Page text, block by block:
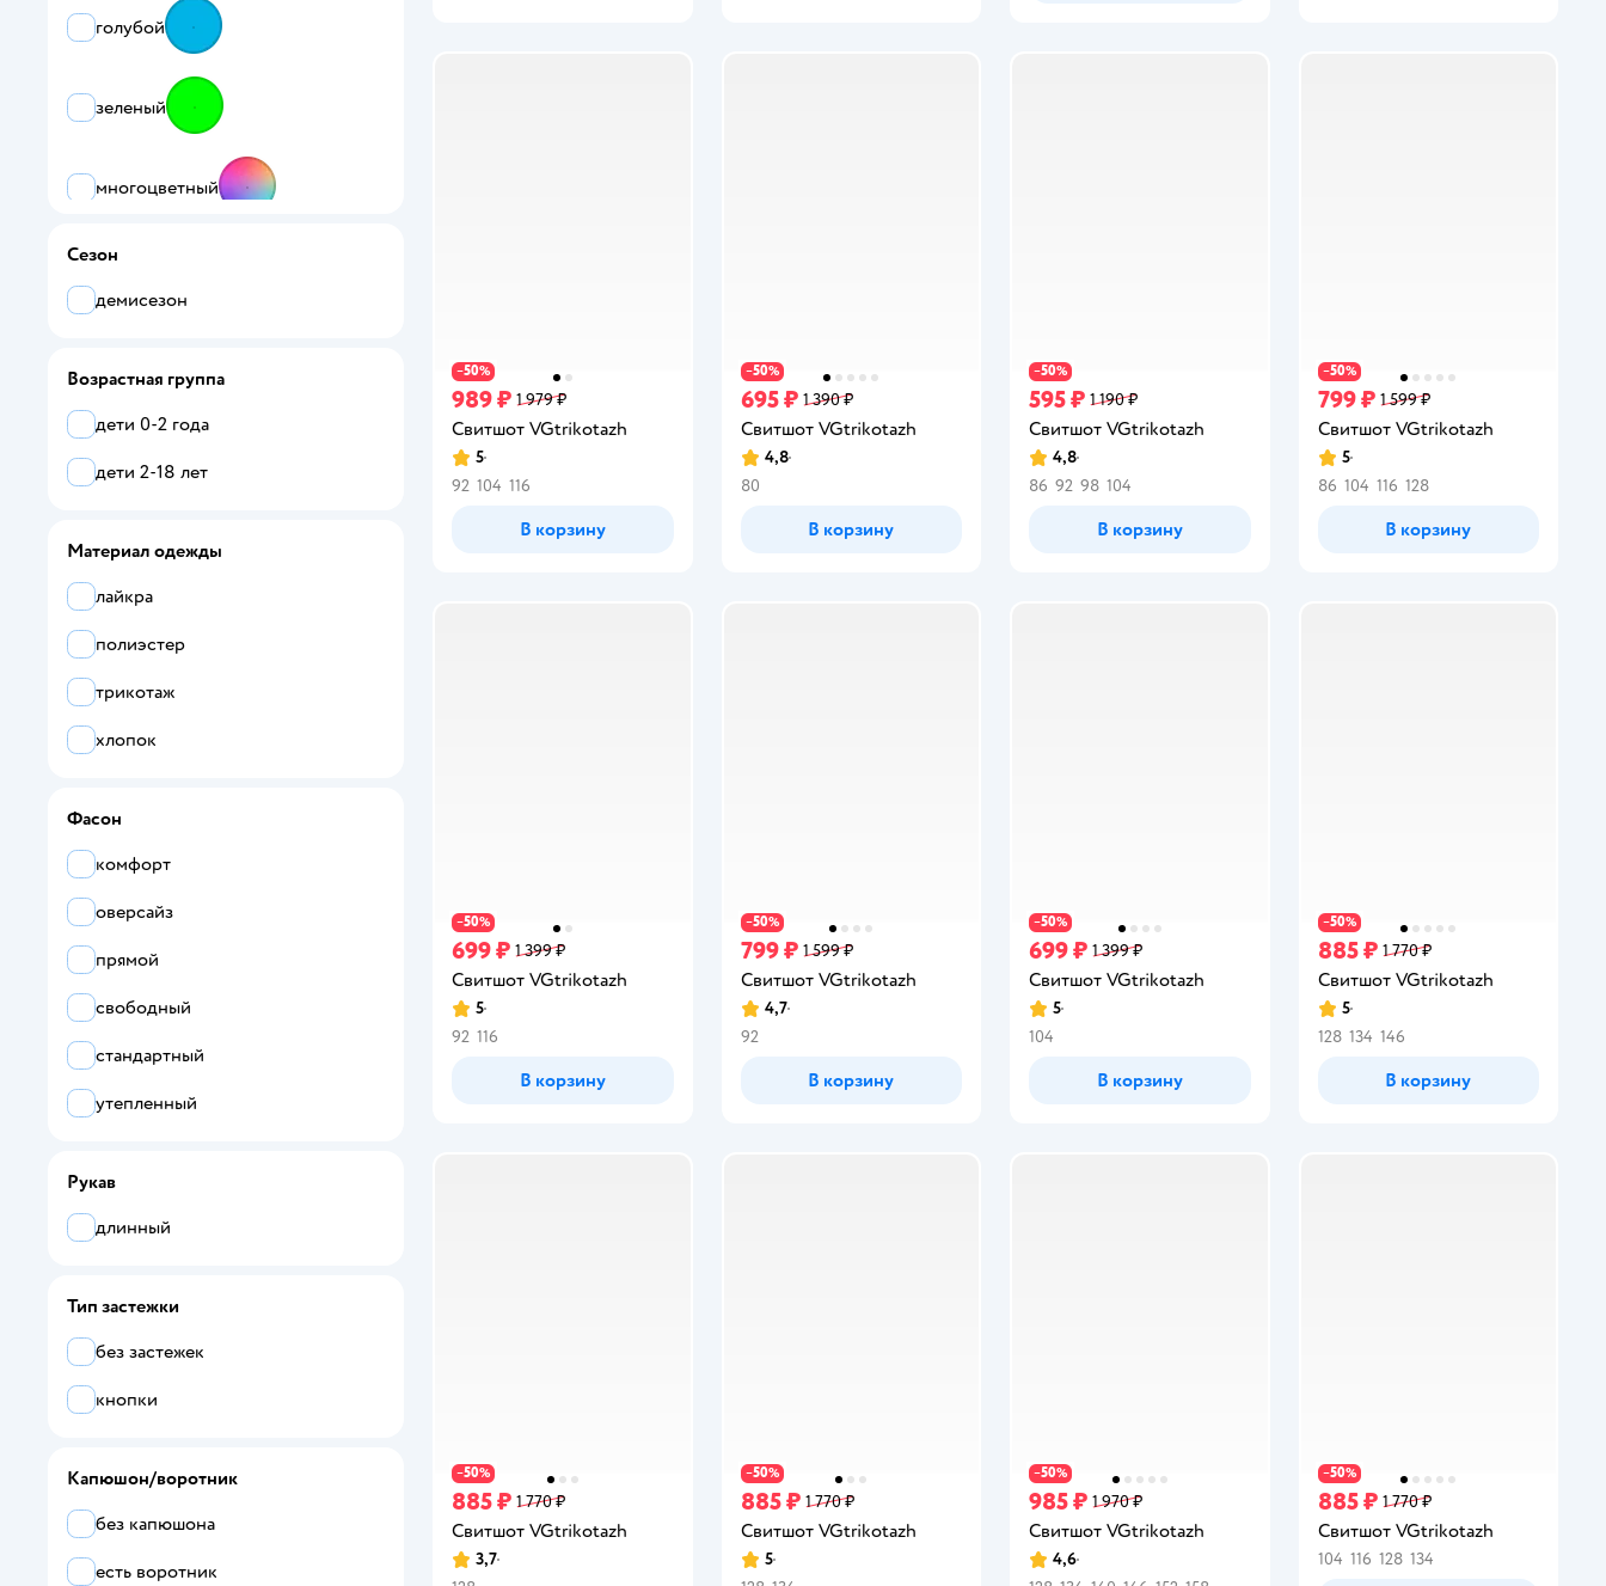
−50%
989 ₽ 1 979 ₽
Свитшот VGtrikotazh
Рейтинг:
5
92 104 116
В корзину
−50%
695 ₽ 1 390 ₽
Свитшот VGtrikotazh
Рейтинг:
4,8
80
В корзину
−50%
595 ₽ 1 190 ₽
Свитшот VGtrikotazh
Рейтинг:
4,8
86 92 98 104
В корзину
−50%
799 ₽ 1 599 ₽
Свитшот VGtrikotazh
Рейтинг:
5
86 104 116 128
В корзину
−50%
699 ₽ 1 399 ₽
Свитшот VGtrikotazh
Рейтинг:
5
92 116
В корзину
−50%
799 ₽ 1 599 ₽
Свитшот VGtrikotazh
Рейтинг:
4,7
92
В корзину
−50%
699 ₽ 1 399 ₽
Свитшот VGtrikotazh
Рейтинг:
5
104
В корзину
−50%
885 ₽ 1 770 ₽
Свитшот VGtrikotazh
Рейтинг:
5
128 134 146
В корзину
−50%
885 ₽ 1 770 ₽
Свитшот VGtrikotazh
Рейтинг:
3,7
−50%
885 ₽ 1 770 ₽
Свитшот VGtrikotazh
Рейтинг:
5
−50%
985 ₽ 1 970 ₽
Свитшот VGtrikotazh
Рейтинг:
4,6
−50%
885 ₽ 1 770 ₽
Свитшот VGtrikotazh
104 116 128 134
Baby boom
BabyGo
BOBOLI
Bodo
Bossa Nova
Chicco
CHOUPETTE
Civil
Color Kids
CRB
CYCLONE
Dirkje
Elsa dAlsace
FitAka
FIXEYE
Fleur de Vie
голубой
зеленый
многоцветный
синий
фиолетовый
оранжевый
Сезон
демисезон
Возрастная группа
дети 0-2 года
дети 2-18 лет
Материал одежды
лайкра
полиэстер
трикотаж
хлопок
Фасон
комфорт
оверсайз
прямой
свободный
стандартный
утепленный
Рукав
длинный
Тип застежки
без застежек
кнопки
Капюшон/воротник
без капюшона
есть воротник